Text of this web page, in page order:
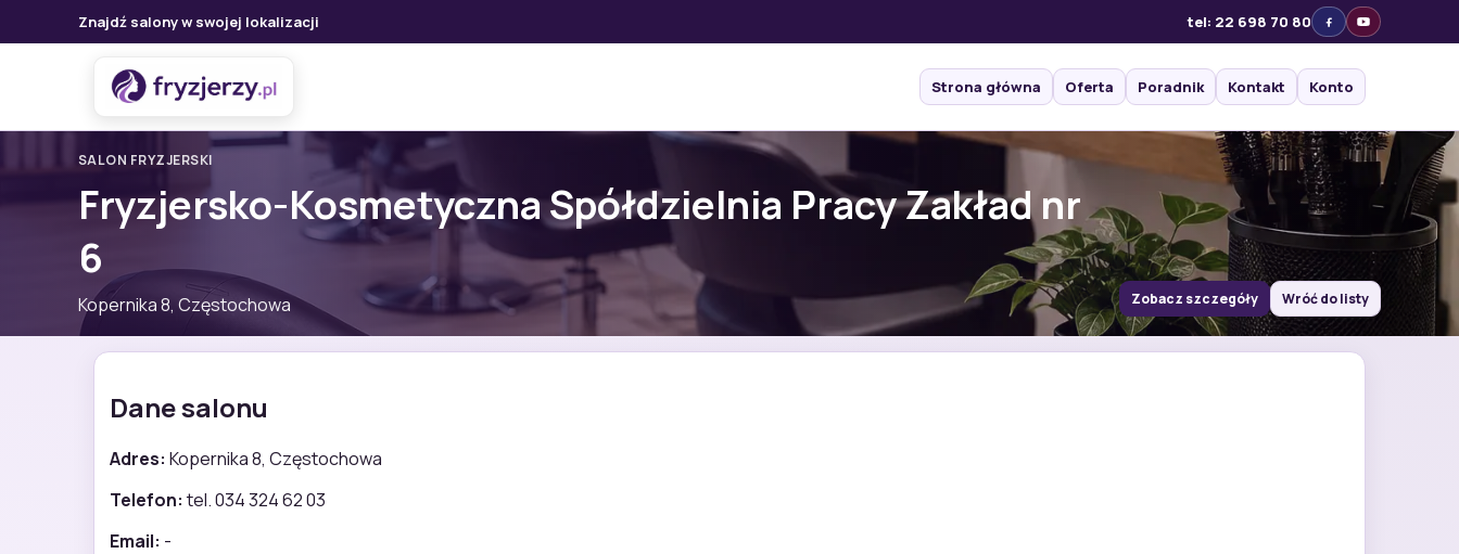
Znajdź salony w swojej lokalizacji tel: 22 698 70 80
Strona główna Oferta Poradnik Kontakt Konto
SALON FRYZJERSKI
Fryzjersko-Kosmetyczna Spółdzielnia Pracy Zakład nr
6
Kopernika 8, Częstochowa Zobacz szczegóły Wróć do listy
Dane salonu
Adres: Kopernika 8, Częstochowa
Telefon: tel. 034 324 62 03
Email: -